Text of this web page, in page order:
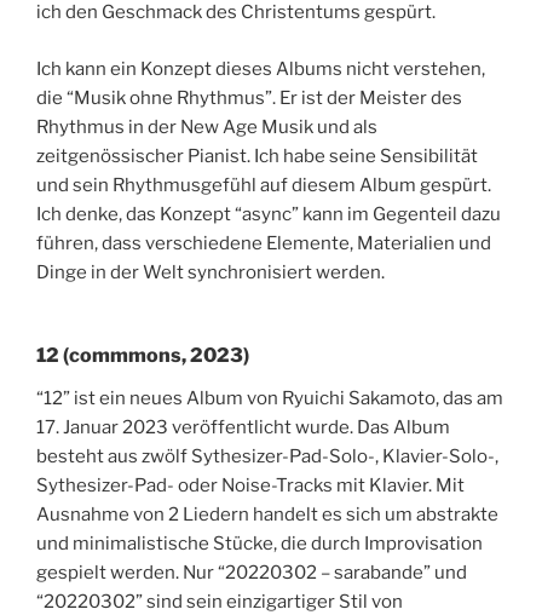
ich den Geschmack des Christentums gespürt.
Ich kann ein Konzept dieses Albums nicht verstehen,
die “Musik ohne Rhythmus”. Er ist der Meister des
Rhythmus in der New Age Musik und als
zeitgenössischer Pianist. Ich habe seine Sensibilität
und sein Rhythmusgefühl auf diesem Album gespürt.
Ich denke, das Konzept “async” kann im Gegenteil dazu
führen, dass verschiedene Elemente, Materialien und
Dinge in der Welt synchronisiert werden.
12 (commmons, 2023)
“12” ist ein neues Album von Ryuichi Sakamoto, das am
17. Januar 2023 veröffentlicht wurde. Das Album
besteht aus zwölf Sythesizer-Pad-Solo-, Klavier-Solo-,
Sythesizer-Pad- oder Noise-Tracks mit Klavier. Mit
Ausnahme von 2 Liedern handelt es sich um abstrakte
und minimalistische Stücke, die durch Improvisation
gespielt werden. Nur “20220302 – sarabande” und
“20220302” sind sein einzigartiger Stil von